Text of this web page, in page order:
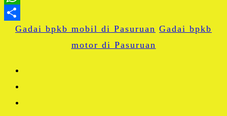
Share
Gadai bpkb mobil di Pasuruan Gadai bpkb
motor di Pasuruan